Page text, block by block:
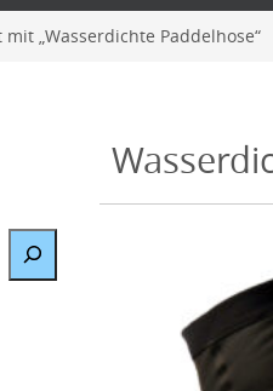
„Wasserdichte Paddelhose“